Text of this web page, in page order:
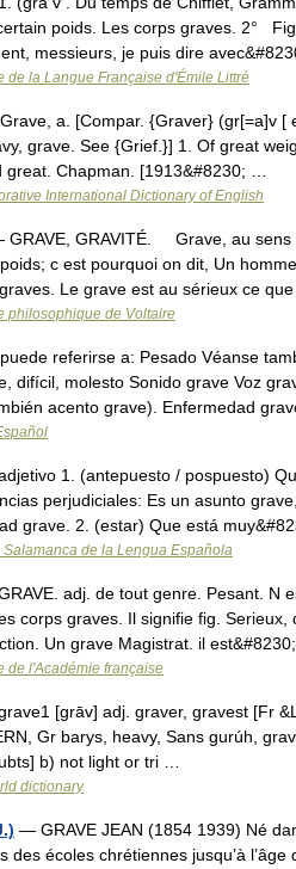
poids. Les corps graves. 2°
messieurs, je puis dire
de la Langue Française d'Émile Littré
a. [Compar. {Graver} (gr[=a]v [
grave. See {Grief.}] 1. Of great
great. Chapman. [1913&#8230; …
International Dictionary of English
GRAVITÉ. Grave, au sens
c est pourquoi on dit, Un
Le grave est au sérieux ce
philosophique de Voltaire
referirse a: Pesado Véanse
difícil, molesto Sonido grave Voz
acento grave). Enfermedad
1. (antepuesto / pospuesto)
perjudiciales: Es un asunto
grave. 2. (estar) Que está
de la Lengua Española
adj. de tout genre. Pesant. N
corps graves. Il signifie fig.
Un grave Magistrat. il
de l'Académie française
[grāv] adj. graver, gravest [Fr
Gr barys, heavy, Sans gurúh,
b) not light or tri …
dictionary
— GRAVE JEAN (1854 1939) Né
des écoles chrétiennes jusqu’à